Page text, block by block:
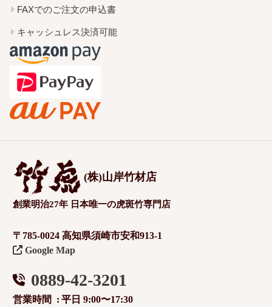
FAXでのご注文の申込書
キャッシュレス決済可能
(株)山岸竹材店
創業明治27年 日本唯一の虎斑竹専門店
〒785-0024 高知県須崎市安和913-1
Google Map
0889-42-3201
営業時間 平日 9:00〜17:30